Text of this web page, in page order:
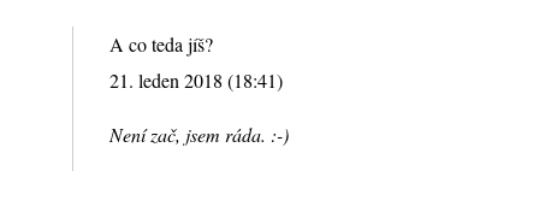
A co teda jíš?
21. leden 2018 (18:41)
Není zač, jsem ráda. :-)